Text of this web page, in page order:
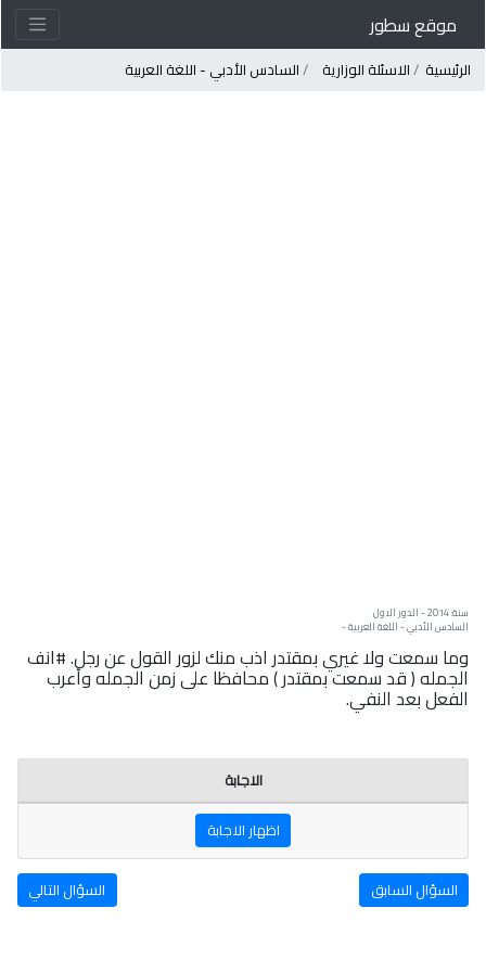
موقع سطور
الرئيسية الاسئلة الوزارية السادس الأدبي - اللغة العربية
سنة: 2014 - الدور الاول
السادس الأدبي - اللغة العربية -
وما سمعت ولا غيري بمقتدر اذب منك لزور القول عن رجل. #انف
الجمله ( قد سمعت بمقتدر ) محافظا على زمن الجمله وأعرب
الفعل بعد النفي.
الاجابة
اظهار الاجابة
السؤال السابق السؤال التالي